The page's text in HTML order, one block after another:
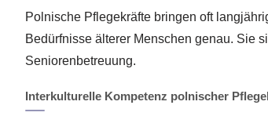
Polnische Pflegekräfte bringen oft
Bedürfnisse älterer Menschen genau. Sie
Seniorenbetreuung.
Interkulturelle Kompetenz polnischer